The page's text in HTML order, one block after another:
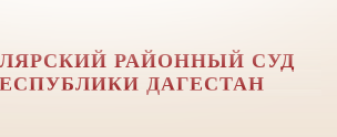
РАЙОННЫЙ СУД
ДАГЕСТАН